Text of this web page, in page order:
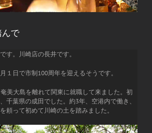
んで
す。川崎店の長井です。
１日で市制100周年を迎えるそうです。
美大島を離れて関東に就職して来ました。初
千葉県の成田でした。約3年、空港内で働き、
頼って初めて川崎の土を踏みました。